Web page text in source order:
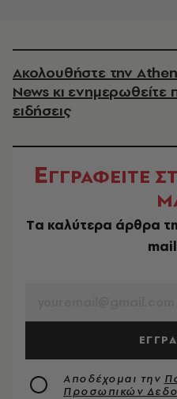
Ακολουθήστε την
News κι ενημερωθείτε
ειδήσεις
ΕΓΓΡΑΦΕΙΤΕ
Tα καλύτερα άρθρα
Αποδέχομαι την
Προσωπικών